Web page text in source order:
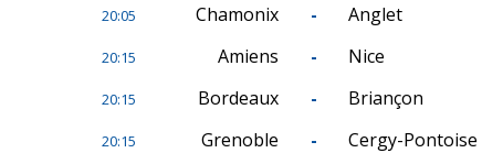
20:05 Chamonix - Anglet
20:15 Amiens - Nice
20:15 Bordeaux - Briançon
20:15 Grenoble - Cergy-Pontoise